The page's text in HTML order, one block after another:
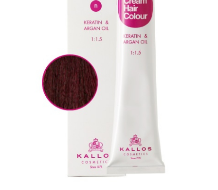
Sampon de par
Tratamente si masca de par
Vopsea de par si oxidant
Accesorii tuns si vopsit
Deodorante si antiperspirante